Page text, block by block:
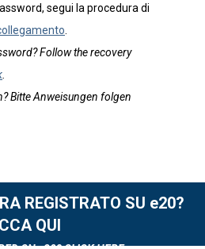
segui la procedura di
Follow the recovery
Bitte Anweisungen folgen
REGISTRATO SU e20?
QUI